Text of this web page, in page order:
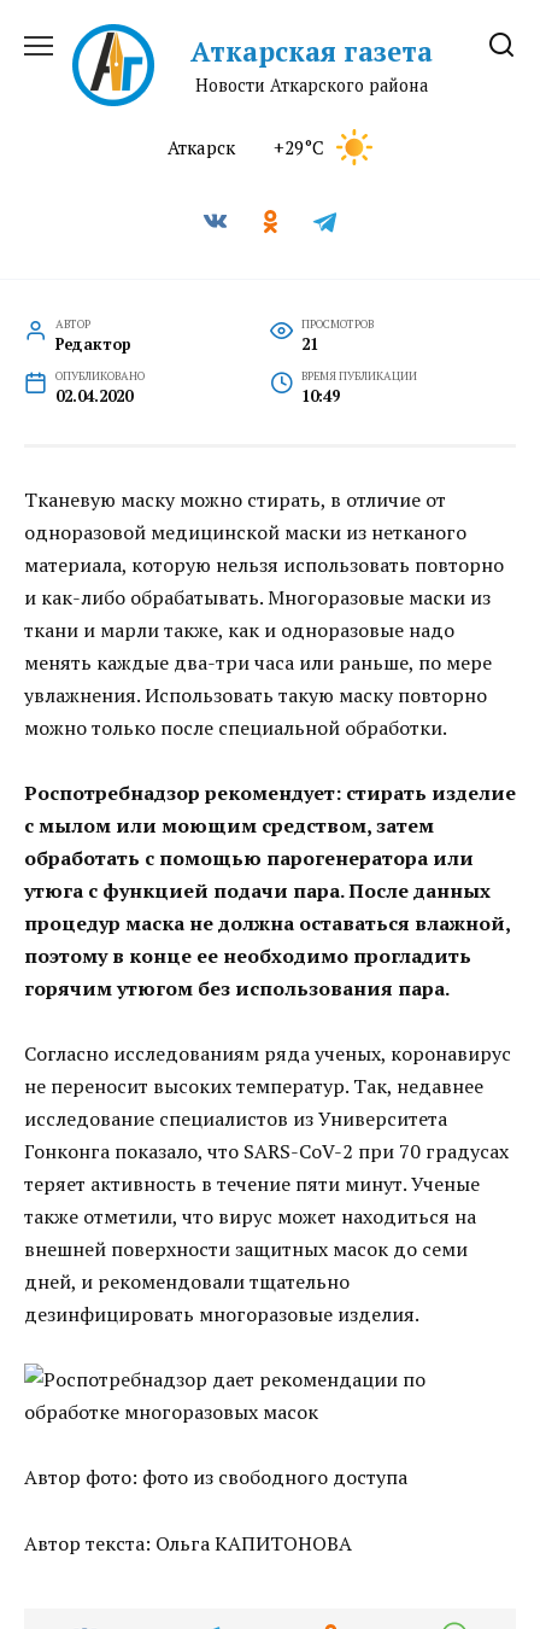
содержанию
Аткарская газета
Новости Аткарского района
Аткарск +29°C
АВТОР
Редактор
ПРОСМОТРОВ
21
ОПУБЛИКОВАНО
02.04.2020
ВРЕМЯ ПУБЛИКАЦИИ
10:49
Тканевую маску можно стирать, в отличие от
одноразовой медицинской маски из нетканого
материала, которую нельзя использовать повторно
и как-либо обрабатывать. Многоразовые маски из
ткани и марли также, как и одноразовые надо
менять каждые два-три часа или раньше, по мере
увлажнения. Использовать такую маску повторно
можно только после специальной обработки.
Роспотребнадзор рекомендует: стирать изделие
с мылом или моющим средством, затем
обработать с помощью парогенератора или
утюга с функцией подачи пара. После данных
процедур маска не должна оставаться влажной,
поэтому в конце ее необходимо прогладить
горячим утюгом без использования пара.
Согласно исследованиям ряда ученых, коронавирус
не переносит высоких температур. Так, недавнее
исследование специалистов из Университета
Гонконга показало, что SARS-CoV-2 при 70 градусах
теряет активность в течение пяти минут. Ученые
также отметили, что вирус может находиться на
внешней поверхности защитных масок до семи
дней, и рекомендовали тщательно
дезинфицировать многоразовые изделия.
Автор фото: фото из свободного доступа
Автор текста: Ольга КАПИТОНОВА